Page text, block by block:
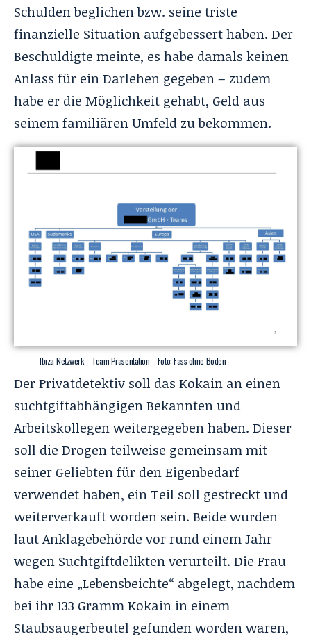
Schulden beglichen bzw. seine triste
finanzielle Situation aufgebessert haben. Der
Beschuldigte meinte, es habe damals keinen
Anlass für ein Darlehen gegeben – zudem
habe er die Möglichkeit gehabt, Geld aus
seinem familiären Umfeld zu bekommen.
Ibiza-Netzwerk – Team Präsentation – Foto: Fass ohne Boden
Der Privatdetektiv soll das Kokain an einen
suchtgiftabhängigen Bekannten und
Arbeitskollegen weitergegeben haben. Dieser
soll die Drogen teilweise gemeinsam mit
seiner Geliebten für den Eigenbedarf
verwendet haben, ein Teil soll gestreckt und
weiterverkauft worden sein. Beide wurden
laut Anklagebehörde vor rund einem Jahr
wegen Suchtgiftdelikten verurteilt. Die Frau
habe eine „Lebensbeichte“ abgelegt, nachdem
bei ihr 133 Gramm Kokain in einem
Staubsaugerbeutel gefunden worden waren,